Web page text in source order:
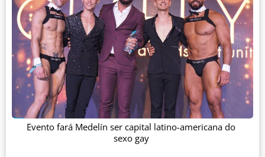
Evento fará Medelín ser capital latino-americana do
sexo gay